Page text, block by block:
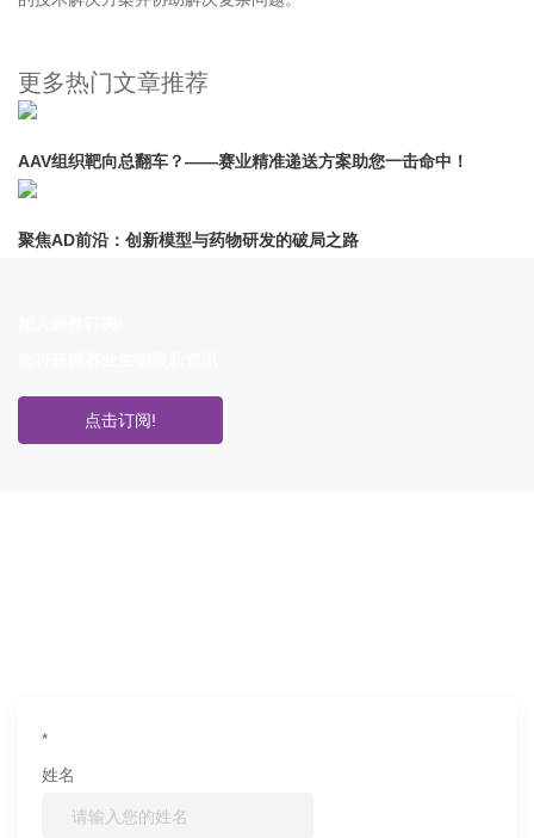
更多热门文章推荐
AAV组织靶向总翻车？——赛业精准递送方案助您一击命中！
聚焦AD前沿：创新模型与药物研发的破局之路
点击订阅!
*
姓名